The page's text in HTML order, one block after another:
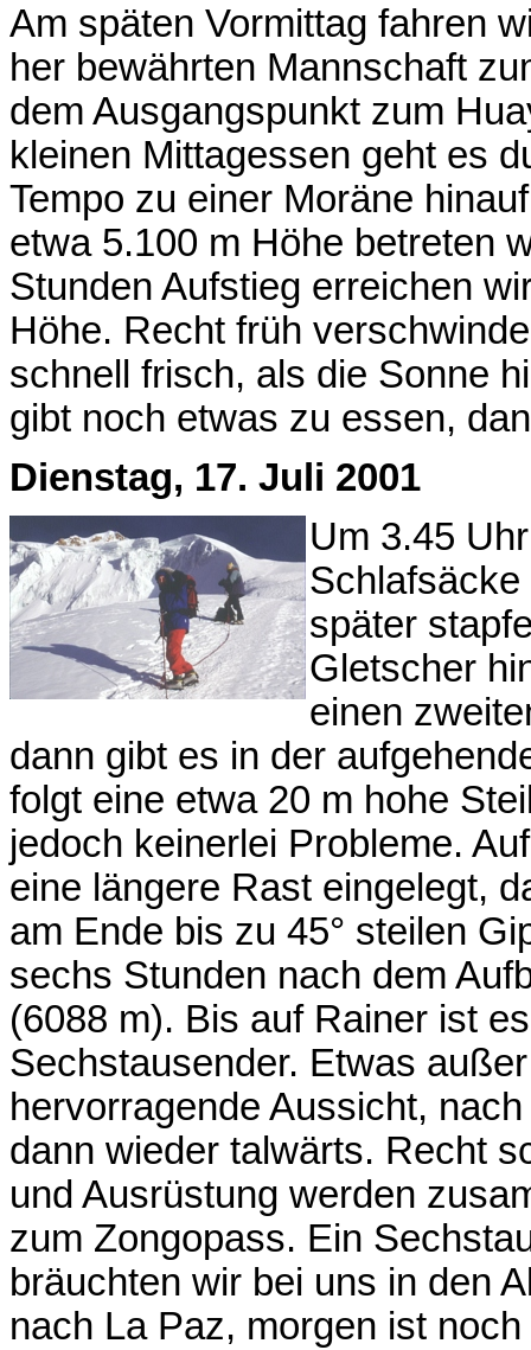
Am späten Vormittag fahren
her bewährten Mannschaft
dem Ausgangspunkt zum
kleinen Mittagessen geht es
Tempo zu einer Moräne
etwa 5.100 m Höhe betreten
Stunden Aufstieg erreichen
Höhe. Recht früh
schnell frisch, als die Sonne
gibt noch etwas zu essen,
Dienstag, 17. Juli 2001
Um 3.45
später
Gletscher
einen
dann gibt es in der
folgt eine etwa 20 m hohe
jedoch keinerlei Probleme.
eine längere Rast eingelegt,
am Ende bis zu 45° steilen
sechs Stunden nach dem
(6088 m). Bis auf Rainer ist
Sechstausender. Etwas
hervorragende Aussicht,
dann wieder talwärts. Recht
und Ausrüstung werden
zum Zongopass. Ein
bräuchten wir bei uns in den
nach La Paz, morgen ist